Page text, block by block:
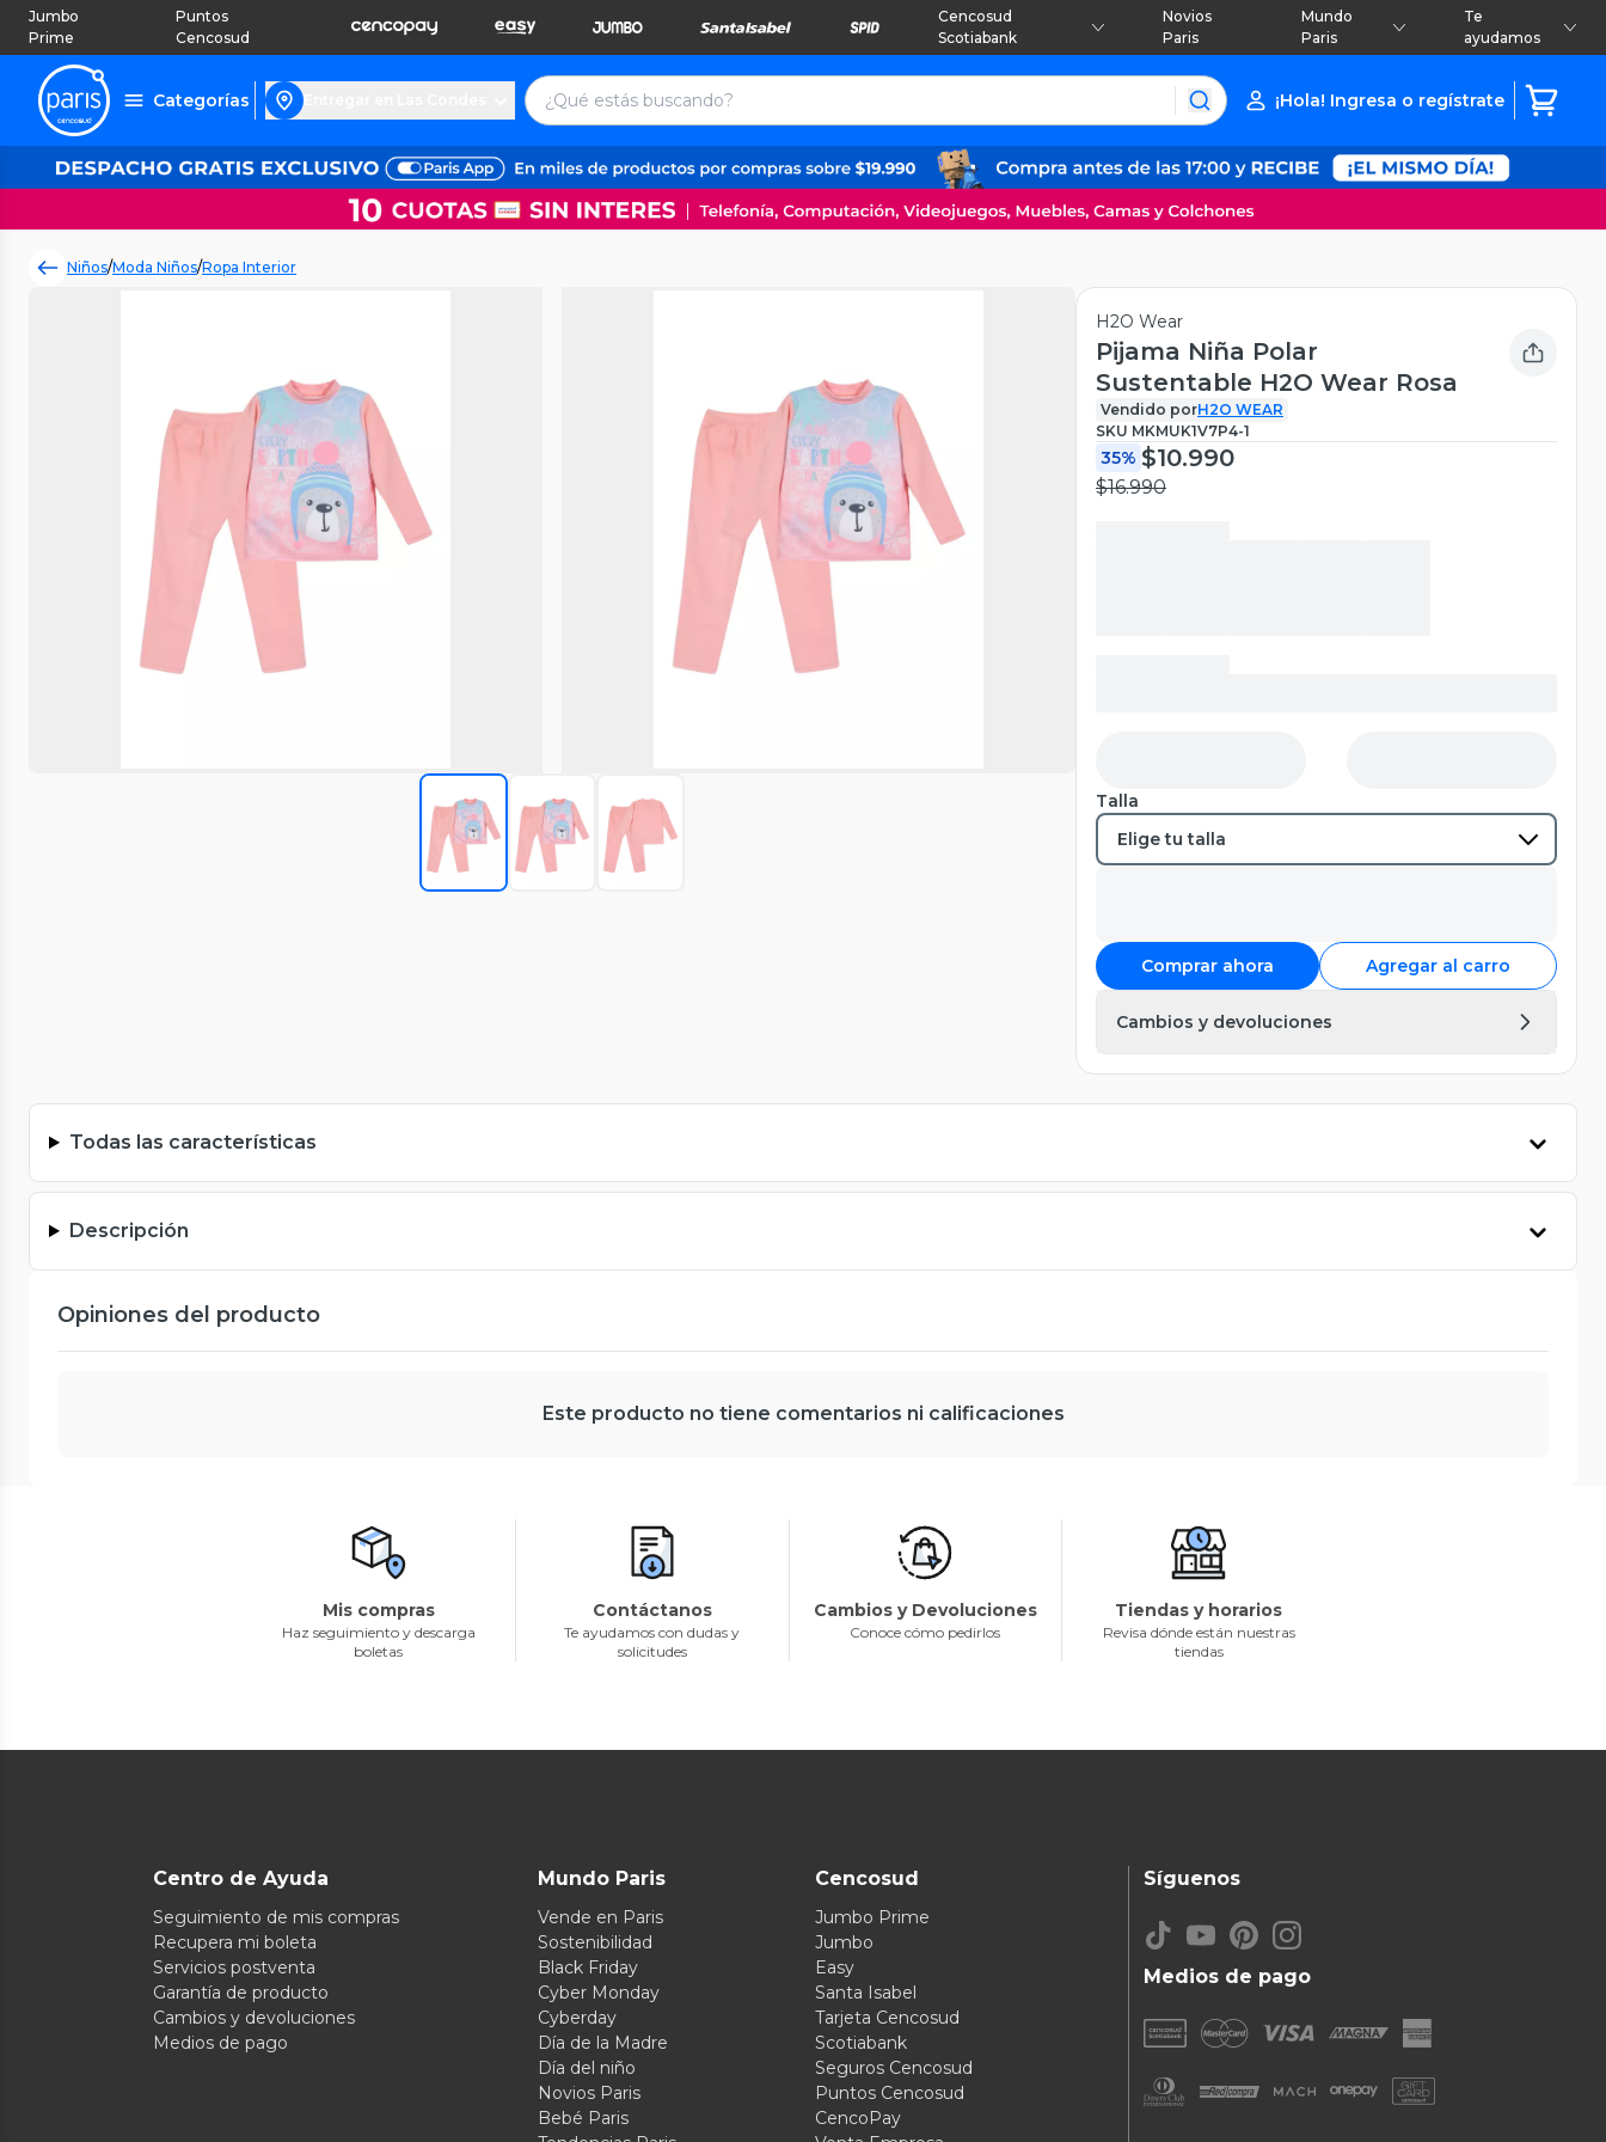
Jumbo
Prime
Puntos
Cencosud
Cencosud
Scotiabank
Novios
Paris
Mundo
Paris
Te
ayudamos
Categorías ¡Hola! Ingresa o regístrate
Niños/Moda Niños/Ropa Interior
H2O Wear
Pijama Niña Polar
Sustentable H2O Wear Rosa
Vendido porH2O WEAR
SKU MKMUK1V7P4-1
35% $10.990
$16.990
Talla
Comprar ahora Agregar al carro
Cambios y devoluciones
Todas las características
Descripción
Opiniones del producto
Este producto no tiene comentarios ni calificaciones
Mis compras
Haz seguimiento y descarga
boletas
Contáctanos
Te ayudamos con dudas y
solicitudes
Cambios y Devoluciones
Conoce cómo pedirlos
Tiendas y horarios
Revisa dónde están nuestras
tiendas
Centro de Ayuda
Seguimiento de mis compras
Recupera mi boleta
Servicios postventa
Garantía de producto
Cambios y devoluciones
Medios de pago
Mundo Paris
Vende en Paris
Sostenibilidad
Black Friday
Cyber Monday
Cyberday
Día de la Madre
Día del niño
Novios Paris
Bebé Paris
Cencosud
Jumbo Prime
Jumbo
Easy
Santa Isabel
Tarjeta Cencosud
Scotiabank
Seguros Cencosud
Puntos Cencosud
CencoPay
Medios de pago
Síguenos